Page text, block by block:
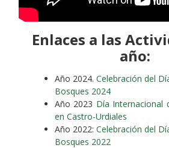
Enlaces a las
año:
Año 2024. Celebración del
Bosques 2024
Año 2023 Día Internacional
en Castro-Urdiales
Año 2022: Celebración del
Bosques 2022